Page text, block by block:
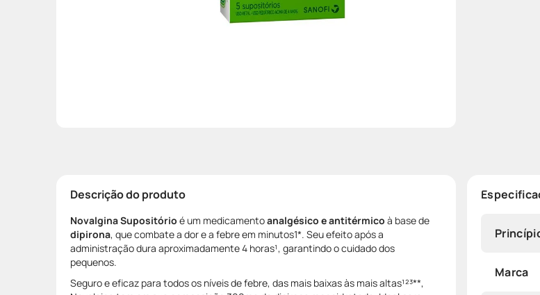
Descrição do produto
Novalgina Supositório é um medicamentoanalgésico e antitérmico à base de
dipirona, que combate a dor e a febre em minutos1*. Seu efeito após a
administração dura aproximadamente 4 horas¹, garantindo o cuidado dos
pequenos.
Seguro e eficaz para todos os níveis de febre, das mais baixas às mais altas¹²³**,
Marca